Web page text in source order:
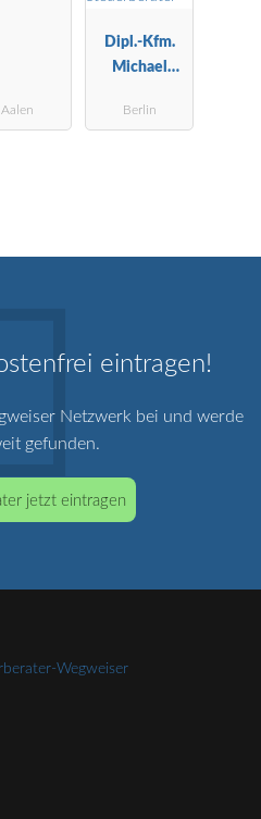
Aalen
Dipl.-Kfm.
Michael
Steuerberater
Berlin
eintragen!
Netzwerk bei und werde
gefunden.
jetzt eintragen